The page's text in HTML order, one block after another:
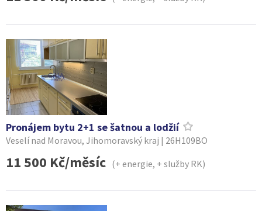
Pronájem bytu 2+1 se šatnou a lodžií
Veselí nad Moravou, Jihomoravský kraj | 26H109BO
11 500 Kč/měsíc (+ energie, + služby RK)